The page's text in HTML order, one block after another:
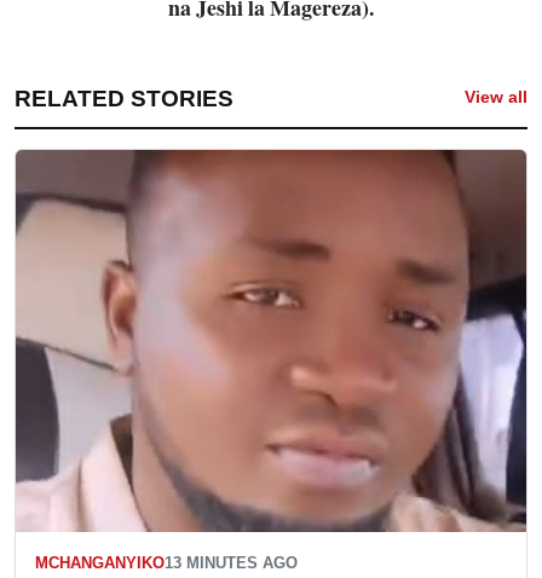
na Jeshi la Magereza).
RELATED STORIES View all
MCHANGANYIKO13 MINUTES AGO